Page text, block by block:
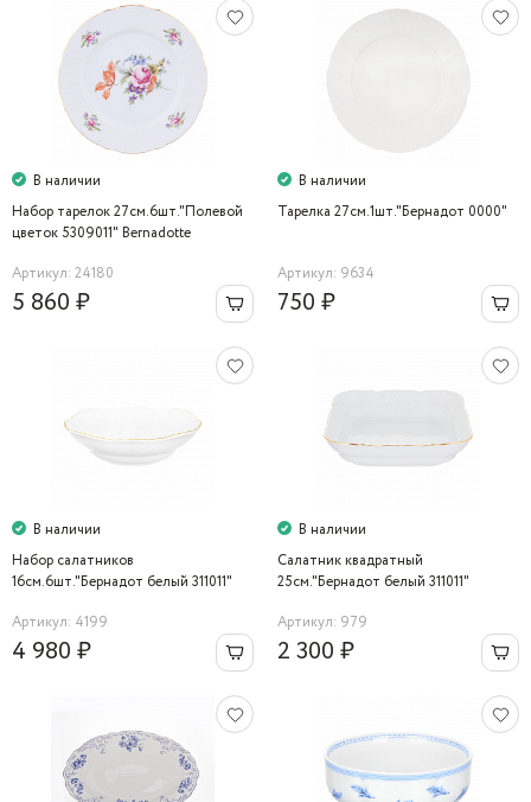
В наличии
Набор тарелок 27см.6шт."Полевой
цветок 5309011" Bernadotte
Артикул: 24180
5 860 ₽
В наличии
Тарелка 27см.1шт."Бернадот 0000"
Артикул: 9634
750 ₽
В наличии
Набор салатников
16см.6шт."Бернадот белый 311011"
Артикул: 4199
4 980 ₽
В наличии
Салатник квадратный
25см."Бернадот белый 311011"
Артикул: 979
2 300 ₽